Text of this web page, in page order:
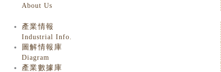
About Us
產業情報
Industrial Info.
圖解情報庫
Diagram
產業數據庫